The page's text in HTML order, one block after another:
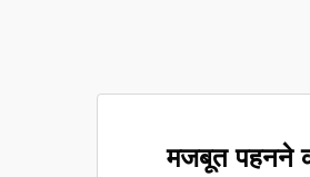
मजबूत पहनने